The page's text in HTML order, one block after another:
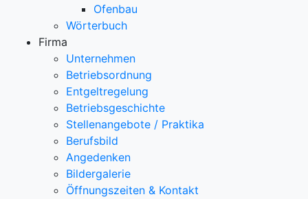
Ofenbau
Wörterbuch
Firma
Unternehmen
Betriebsordnung
Entgeltregelung
Betriebsgeschichte
Stellenangebote / Praktika
Berufsbild
Angedenken
Bildergalerie
Öffnungszeiten & Kontakt